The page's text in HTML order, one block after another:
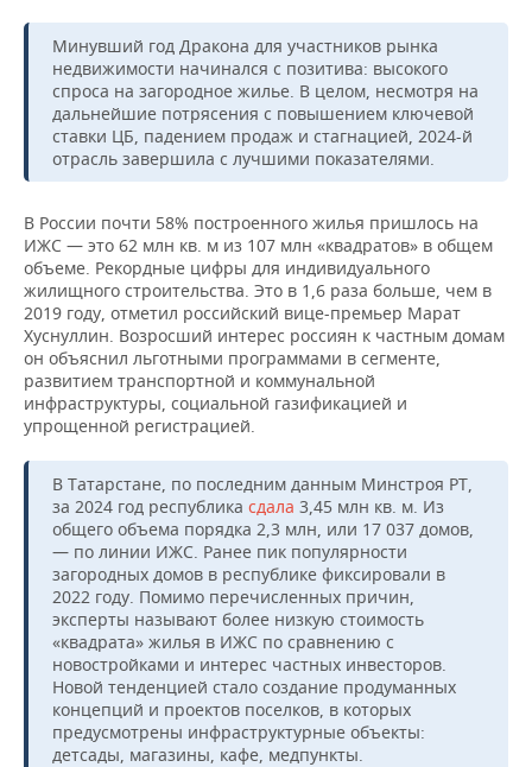
Минувший год Дракона для участников рынка
недвижимости начинался с позитива: высокого
спроса на загородное жилье. В целом, несмотря на
дальнейшие потрясения с повышением ключевой
ставки ЦБ, падением продаж и стагнацией, 2024-й
отрасль завершила с лучшими показателями.
В России почти 58% построенного жилья пришлось на
ИЖС — это 62 млн кв. м из 107 млн «квадратов» в общем
объеме. Рекордные цифры для индивидуального
жилищного строительства. Это в 1,6 раза больше, чем в
2019 году, отметил российский вице-премьер Марат
Хуснуллин. Возросший интерес россиян к частным домам
он объяснил льготными программами в сегменте,
развитием транспортной и коммунальной
инфраструктуры, социальной газификацией и
упрощенной регистрацией.
В Татарстане, по последним данным Минстроя РТ,
за 2024 год республика сдала 3,45 млн кв. м. Из
общего объема порядка 2,3 млн, или 17 037 домов,
— по линии ИЖС. Ранее пик популярности
загородных домов в республике фиксировали в
2022 году. Помимо перечисленных причин,
эксперты называют более низкую стоимость
«квадрата» жилья в ИЖС по сравнению с
новостройками и интерес частных инвесторов.
Новой тенденцией стало создание продуманных
концепций и проектов поселков, в которых
предусмотрены инфраструктурные объекты:
детсады, магазины, кафе, медпункты.